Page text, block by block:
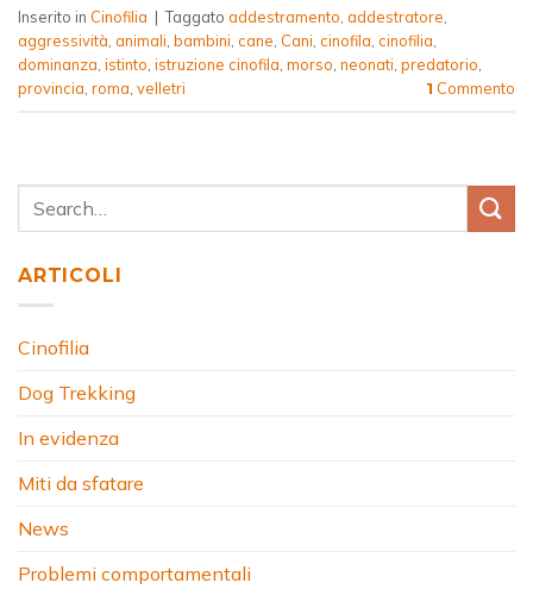
Inserito in Cinofilia | Taggato addestramento, addestratore,
aggressività, animali, bambini, cane, Cani, cinofila, cinofilia,
dominanza, istinto, istruzione cinofila, morso, neonati, predatorio,
provincia, roma, velletri 1 Commento
ARTICOLI
Cinofilia
Dog Trekking
In evidenza
Miti da sfatare
News
Problemi comportamentali